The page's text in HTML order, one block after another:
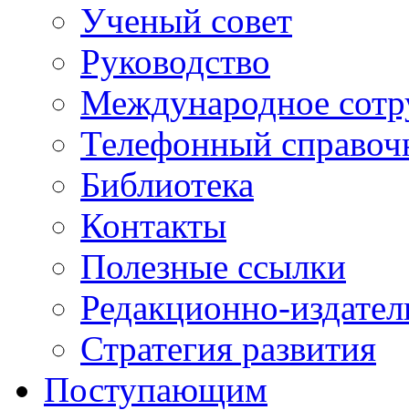
Ученый совет
Руководство
Международное
Телефонный
Библиотека
Контакты
Полезные ссылки
Редакционно-
Стратегия развития
Поступающим